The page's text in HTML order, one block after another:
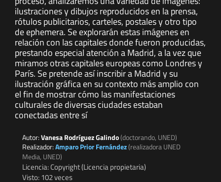
ilustraciones y dibujos reproducidos en la prensa,
rótulos publicitarios, carteles, postales y otro tipo
de ephemera. Se explorarán estas imágenes en
relación con las capitales donde fueron producidas,
prestando especial atención a Madrid, a la vez que
miramos otras capitales europeas como Londres y
París. Se pretende así inscribir a Madrid y su
ilustración gráfica en su contexto más amplio con
el fin de mostrar cómo las manifestaciones
culturales de diversas ciudades estaban
conectadas entre sí
Autor:Vanesa Rodríguez Galindo(doctorando, UNED)
Realizador:Amparo Prior Fernández(realizadora UNED
Media, UNED)
Licencia: Copyright (Licencia propietaria)
Visto: 102 veces